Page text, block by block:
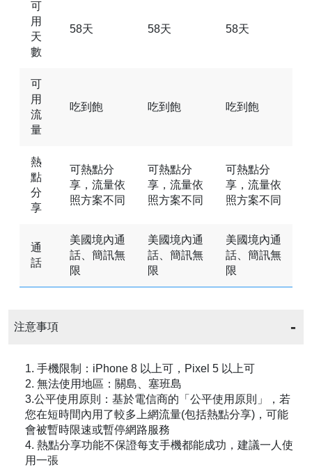
可
用
天
數
58天 58天 58天
可
用
流
量
吃到飽 吃到飽 吃到飽
熱
點
分
享
可熱點分
享，流量依
照方案不同
可熱點分
享，流量依
照方案不同
可熱點分
享，流量依
照方案不同
通
話
美國境內通
話、簡訊無
限
美國境內通
話、簡訊無
限
美國境內通
話、簡訊無
限
注意事項
1. 手機限制：iPhone 8 以上可，Pixel 5 以上可
2. 無法使用地區：關島、塞班島
3.公平使用原則：基於電信商的「公平使用原則」，若
您在短時間內用了較多上網流量(包括熱點分享)，可能
會被暫時限速或暫停網路服務
4. 熱點分享功能不保證每支手機都能成功，建議一人使
用一張